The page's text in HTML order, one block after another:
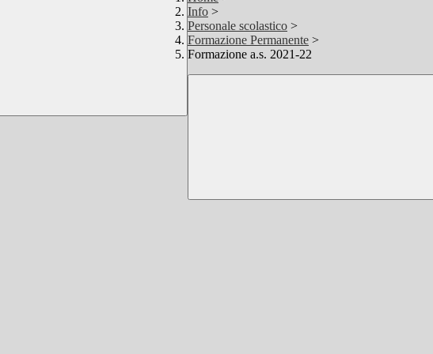
Info >
Personale scolastico >
Formazione Permanente >
Formazione a.s. 2021-22